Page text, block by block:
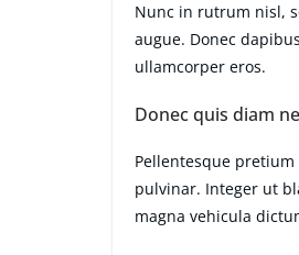
Nunc in rutrum nisl,
augue. Donec
ullamcorper eros.
Donec quis diam
Pellentesque
pulvinar. Integer ut
magna vehicula